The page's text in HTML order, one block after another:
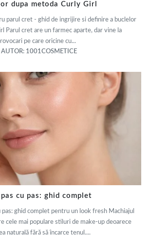
dupa metoda Curly Girl
parul cret - ghid de ingrijire si definire a buclelor
Parul cret are un farmec aparte, dar vine la
pe care oricine cu...
AUTOR: 1001COSMETICE
cu pas: ghid complet
pas: ghid complet pentru un look fresh Machiajul
cele mai populare stiluri de make-up deoarece
naturală fără să încarce tenul....